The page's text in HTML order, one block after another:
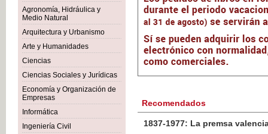
Agronomía, Hidráulica y
Medio Natural
Arquitectura y Urbanismo
Arte y Humanidades
Ciencias
Ciencias Sociales y Jurídicas
Economía y Organización de
Empresas
Informática
Ingeniería Civil
Recomendados
1837-1977: La premsa